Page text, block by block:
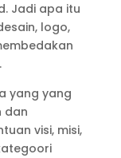
Jadi apa itu
logo,
yang yang
dan
visi, misi,